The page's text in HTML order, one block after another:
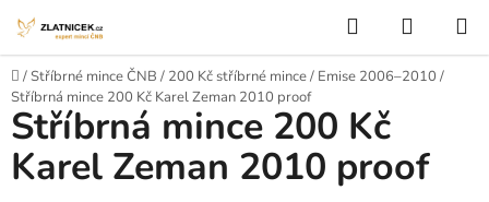
Hledat
Domů
/Stříbrné mince ČNB / 200 Kč stříbrné mince/ Emise 2006–2010 /
Stříbrná mince 200 Kč Karel Zeman 2010 proof
Stříbrná mince 200 Kč
Karel Zeman 2010 proof